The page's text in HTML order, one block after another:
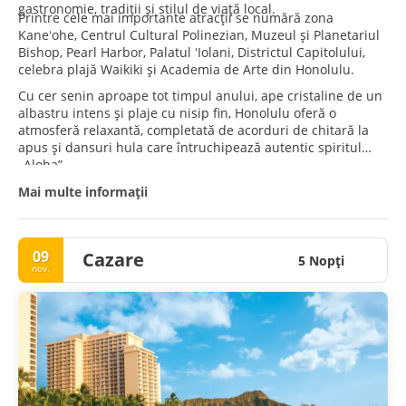
gastronomie, tradiții și stilul de viață local.
Printre cele mai importante atracții se numără zona
Kaneʻohe, Centrul Cultural Polinezian, Muzeul și Planetariul
Bishop, Pearl Harbor, Palatul ʻIolani, Districtul Capitolului,
celebra plajă Waikiki și Academia de Arte din Honolulu.
Cu cer senin aproape tot timpul anului, ape cristaline de un
albastru intens și plaje cu nisip fin, Honolulu oferă o
atmosferă relaxantă, completată de acorduri de chitară la
apus și dansuri hula care întruchipează autentic spiritul
„Aloha”.
Mai multe informații
09
nov. Cazare 5 Nopţi